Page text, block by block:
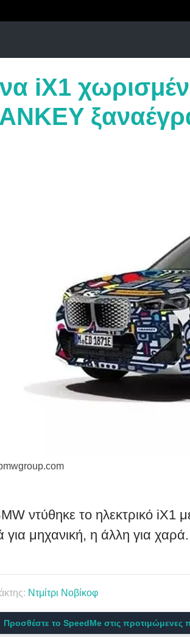
iX1
ντύθηκε το ηλεκτρικό
για μηχανική, η άλλη για χαρά.
Ντμίτρι Νοβίκοφ
Προσθέστε το SpeedMe στις προτιμώμενες